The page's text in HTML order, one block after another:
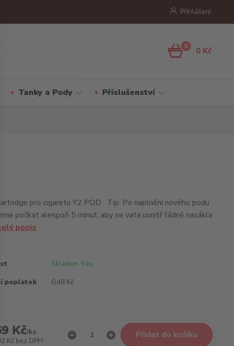
Přihlášení
0 0 Kč
Tanky a Pody Příslušenství
cartridge pro cigaretu Y2 POD Tip: Po naplnění nového podu
počkat alespoň 5 minut, aby se vata uvnitř řádně nasákla
popis
Skladem 5 ks
poplatek
0,48 Kč
Kč/ks
Kč bez DPH
Přidat do košíku